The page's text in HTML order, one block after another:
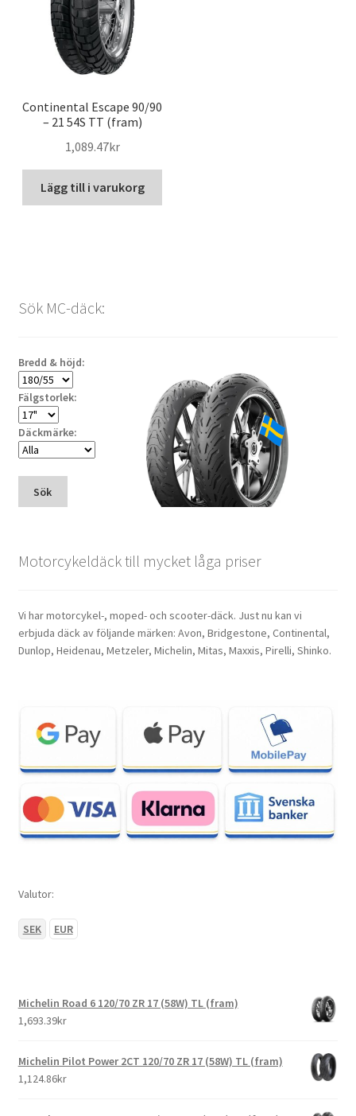
Continental Escape 90/90
– 21 54S TT (fram)
1,089.47kr
Lägg till i varukorg
Sök MC-däck:
Bredd & höjd:
Fälgstorlek:
Däckmärke:
Sök
Motorcykeldäck till mycket låga priser
Vi har motorcykel-, moped- och scooter-däck. Just nu kan vi
erbjuda däck av följande märken: Avon, Bridgestone, Continental,
Dunlop, Heidenau, Metzeler, Michelin, Mitas, Maxxis, Pirelli, Shinko.
Valutor:
SEK EUR
Michelin Road 6 120/70 ZR 17 (58W) TL (fram)
1,693.39kr
Michelin Pilot Power 2CT 120/70 ZR 17 (58W) TL (fram)
1,124.86kr